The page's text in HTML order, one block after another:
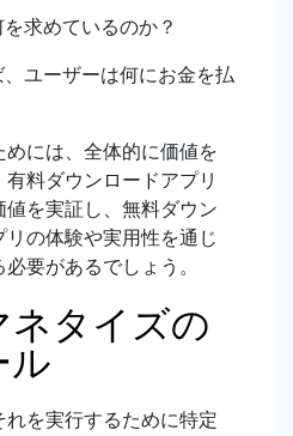
求めているのか？
ユーザーは何にお金を払
には、全体的に価値を
料ダウンロードアプリ
を実証し、無料ダウン
の体験や実用性を通じ
要があるでしょう。
ネタイズの
ル
を実行するために特定